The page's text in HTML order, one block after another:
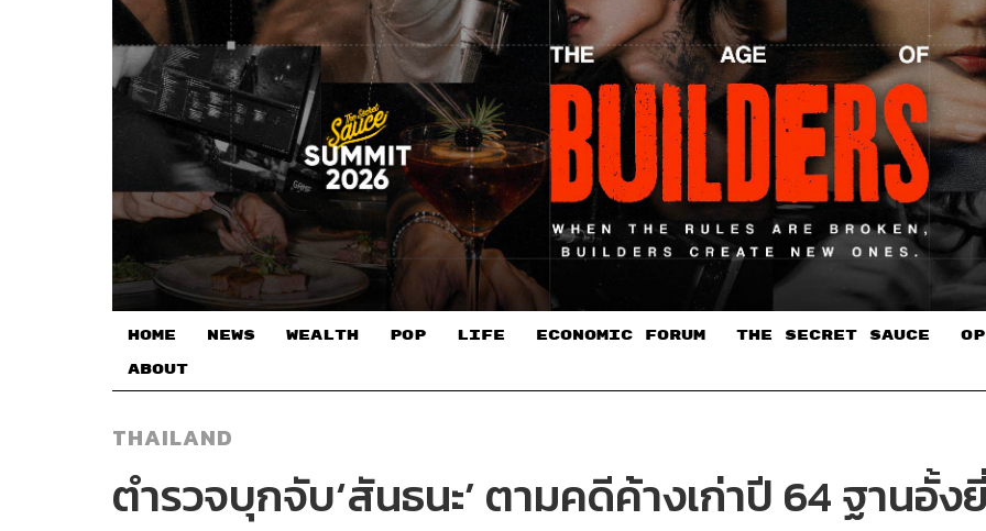
HOME NEWS WEALTH POP LIFE ECONOMIC FORUM THE SECRET SAUCE​
ABOUT
THAILAND
ตำรวจบุกจับ‘สันธนะ’ ตามคดีค้างเก่าปี 64 ฐานอั้ง